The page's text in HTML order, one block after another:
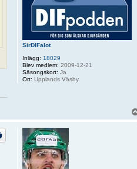
SirDIFalot
Inlägg: 18029
Blev medlem: 2009-12-21
Säsongskort: Ja
Ort: Upplands Väsby